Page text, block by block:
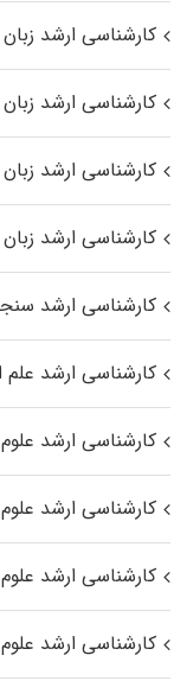
کارشناسی ارشد
کارشناسی ارشد
کارشناسی ارشد زبان
کارشناسی ارشد
کارشناسی ارشد
کارشناسی ارشد
کارشناسی ارشد
کارشناسی ارشد
کارشناسی ارشد
کارشناسی ارشد